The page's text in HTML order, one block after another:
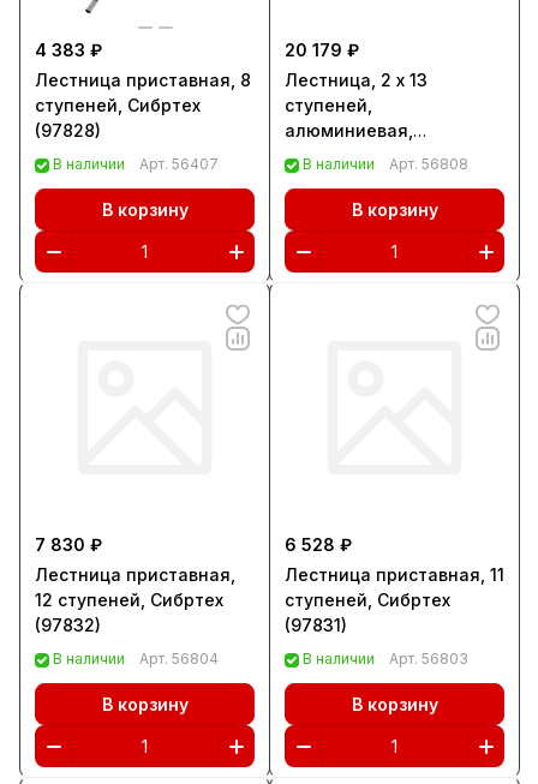
4 383 ₽
Лестница приставная, 8
ступеней, Сибртех
(97828)
В наличии Арт. 56407
В корзину
20 179 ₽
Лестница, 2 х 13
ступеней,
алюминиевая,
двухсекционная,
В наличии Арт. 56808
В корзину
7 830 ₽
Лестница приставная,
12 ступеней, Сибртех
(97832)
В наличии Арт. 56804
В корзину
6 528 ₽
Лестница приставная, 11
ступеней, Сибртех
(97831)
В наличии Арт. 56803
В корзину